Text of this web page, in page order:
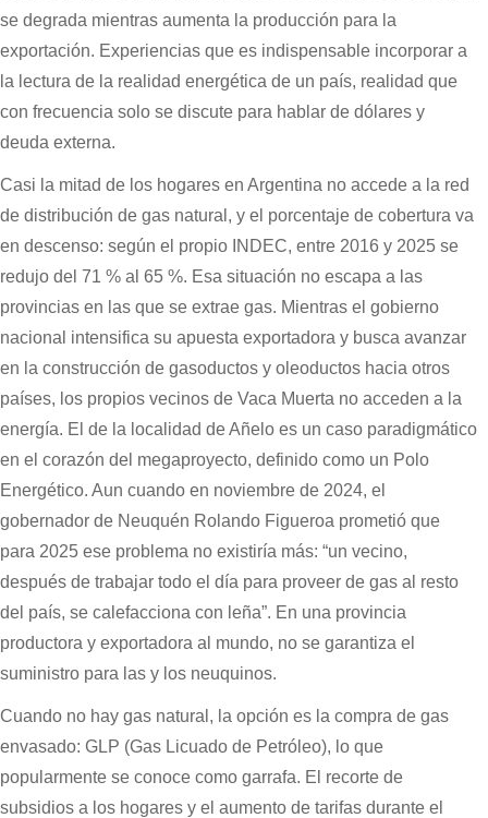
se degrada mientras aumenta la producción para la
exportación. Experiencias que es indispensable incorporar a
la lectura de la realidad energética de un país, realidad que
con frecuencia solo se discute para hablar de dólares y
deuda externa.
Casi la mitad de los hogares en Argentina no accede a la red
de distribución de gas natural, y el porcentaje de cobertura va
en descenso: según el propio INDEC, entre 2016 y 2025 se
redujo del 71 % al 65 %. Esa situación no escapa a las
provincias en las que se extrae gas. Mientras el gobierno
nacional intensifica su apuesta exportadora y busca avanzar
en la construcción de gasoductos y oleoductos hacia otros
países, los propios vecinos de Vaca Muerta no acceden a la
energía. El de la localidad de Añelo es un caso paradigmático
en el corazón del megaproyecto, definido como un Polo
Energético. Aun cuando en noviembre de 2024, el
gobernador de Neuquén Rolando Figueroa prometió que
para 2025 ese problema no existiría más: “un vecino,
después de trabajar todo el día para proveer de gas al resto
del país, se calefacciona con leña”. En una provincia
productora y exportadora al mundo, no se garantiza el
suministro para las y los neuquinos.
Cuando no hay gas natural, la opción es la compra de gas
envasado: GLP (Gas Licuado de Petróleo), lo que
popularmente se conoce como garrafa. El recorte de
subsidios a los hogares y el aumento de tarifas durante el